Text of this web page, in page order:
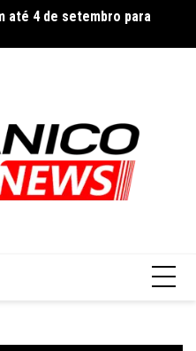
até 4 de setembro para